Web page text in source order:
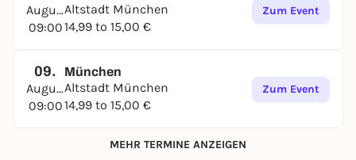
August
09:00
Altstadt München
14,99 to 15,00 €
Zum Event
09.
August
09:00
München
Altstadt München
14,99 to 15,00 €
Zum Event
MEHR TERMINE ANZEIGEN